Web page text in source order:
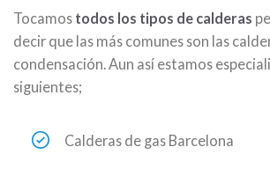
Tocamos todos los tipos de calderas
decir que las más comunes son las
condensación. Aun así estamos
siguientes;
Calderas de gas Barcelona